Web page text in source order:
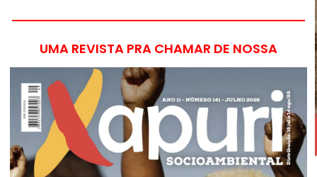
UMA REVISTA PRA CHAMAR DE NOSSA